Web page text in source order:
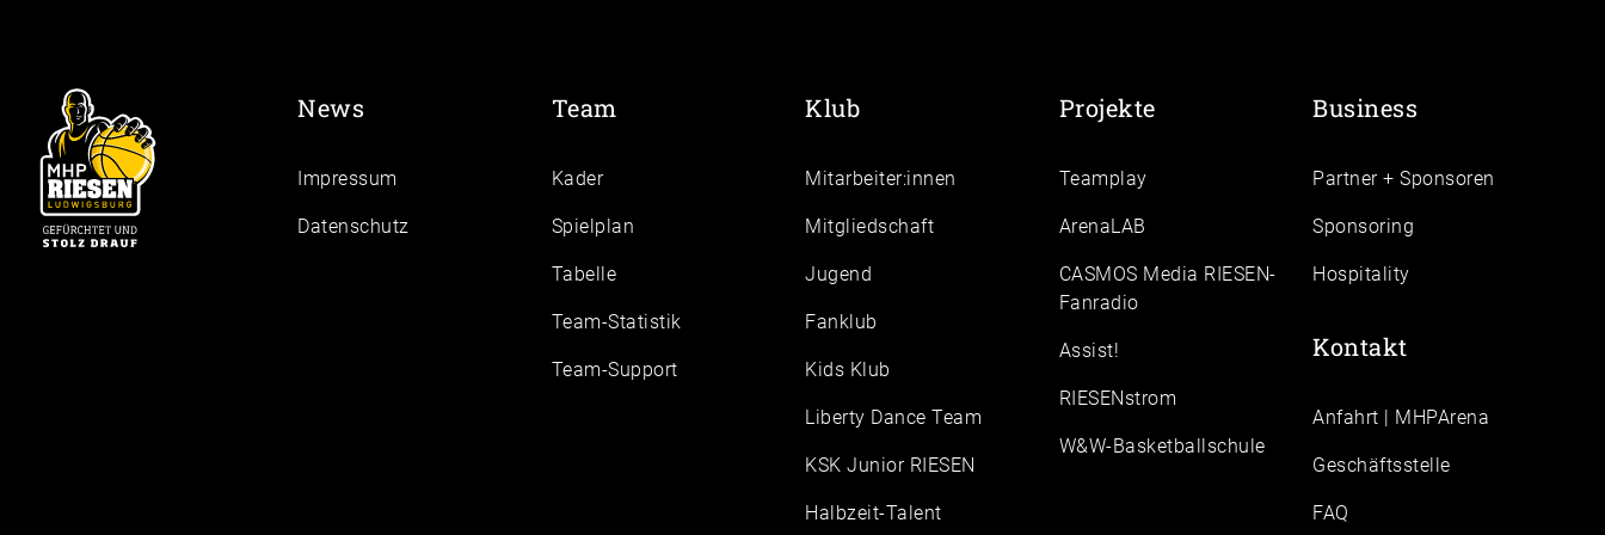
News
Impressum
Daten­schutz
Team
Kader
Spielplan
Tabelle
Team-Statistik
Team-Support
Klub
Mitarbeiter:innen
Mitgliedschaft
Jugend
Fanklub
Kids Klub
Liberty Dance Team
KSK Junior RIESEN
Halbzeit-Talent
Projekte
Teamplay
ArenaLAB
CASMOS Media RIESEN-
Fanradio
Assist!
RIESENstrom
W&W-Basketballschule
Business
Partner + Sponsoren
Sponsoring
Hospitality
Kontakt
Anfahrt | MHPArena
Geschäftsstelle
FAQ